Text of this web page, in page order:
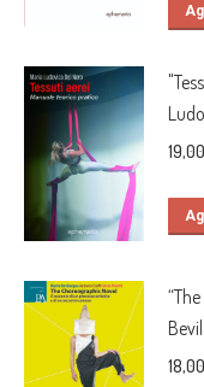
19,00
18,00